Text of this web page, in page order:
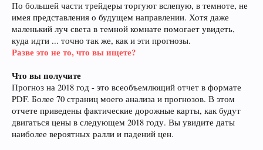
По большей части трейдеры торгуют вслепую, в темноте, не
имея представления о будущем направлении. Хотя даже
маленький луч света в темной комнате помогает увидеть,
куда идти ... точно так же, как и эти прогнозы.
Разве это не то, что вы ищете?
Что вы получите
Прогноз на 2018 год - это всеобъемлющий отчет в формате
PDF. Более 70 страниц моего анализа и прогнозов. В этом
отчете приведены фактические дорожные карты, как будут
двигаться цены в следующем 2018 году. Вы увидите даты
наиболее вероятных ралли и падений цен.